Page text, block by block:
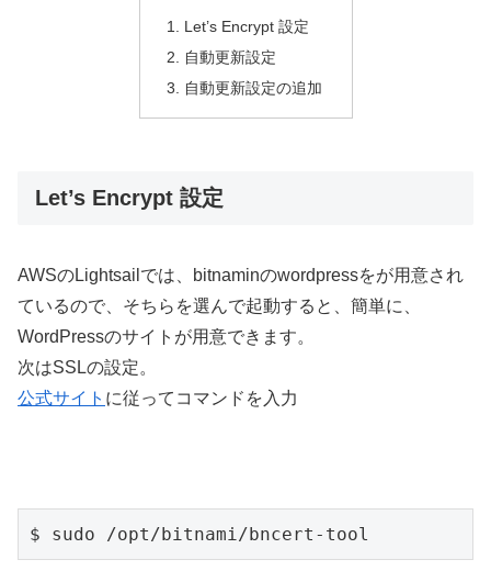
Let’s Encrypt 設定
自動更新設定
自動更新設定の追加
Let’s Encrypt 設定
AWSのLightsailでは、bitnaminのwordpressをが用意され
ているので、そちらを選んで起動すると、簡単に、
WordPressのサイトが用意できます。
次はSSLの設定。
公式サイト に従ってコマンドを入力
$ sudo /opt/bitnami/bncert-tool